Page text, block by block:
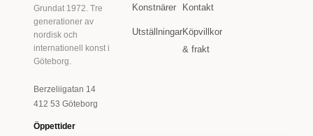
Grundat 1972. Tre
generationer av
nordisk och
internationell konst i
Göteborg.
Berzeliigatan 14
412 53 Göteborg
Öppettider
Konstnärer
Utställningar
Kontakt
Köpvillkor
& frakt